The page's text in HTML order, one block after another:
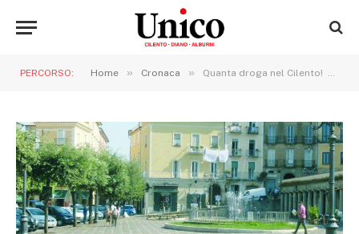
PERCORSO: Home » Cronaca » Quanta droga nel Cilento! Undici arresti per spaccio scuotono Vallo della Lucania